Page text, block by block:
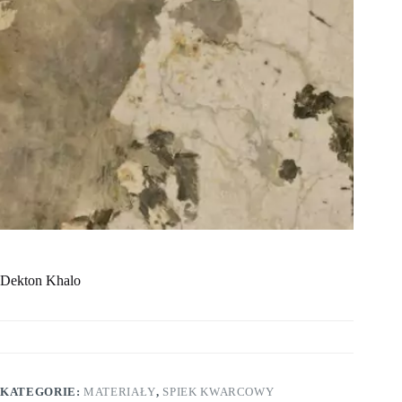
Dekton Khalo
KATEGORIE:MATERIAŁY, SPIEK KWARCOWY